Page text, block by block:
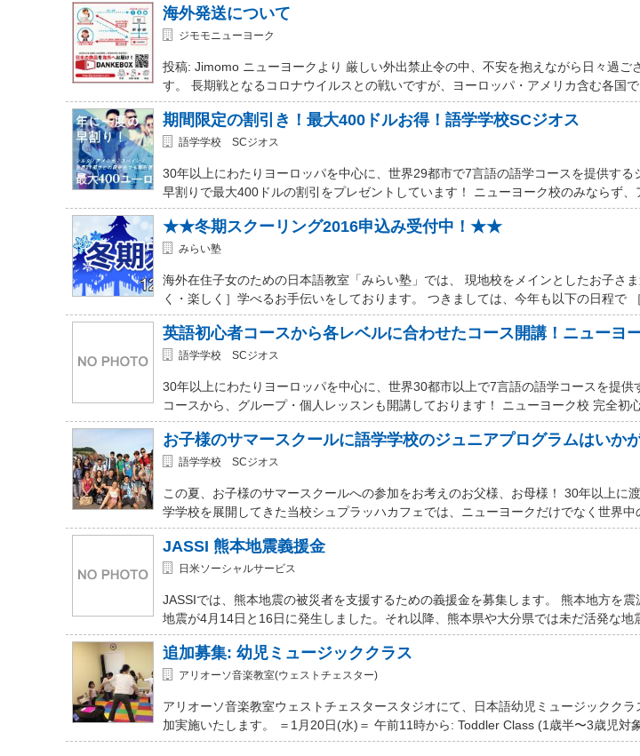
海外発送について
ジモモニューヨーク
投稿: Jimomo ニューヨークより 厳しい外出禁止令の中、不安を抱えながら日々過ご
す。 長期戦となるコロナウイルスとの戦いですが、ヨーロッパ・アメリカ含む各国で
期間限定の割引き！最大400ドルお得！語学学校SCジオス
語学学校 SCジオス
30年以上にわたりヨーロッパを中心に、世界29都市で7言語の語学コースを提供す
早割りで最大400ドルの割引をプレゼントしています！ ニューヨーク校のみならず、
★★冬期スクーリング2016申込み受付中！★★
みらい塾
海外在住子女のための日本語教室「みらい塾」では、 現地校をメインとしたお子さ
く・楽しく］学べるお手伝いをしております。 つきましては、今年も以下の日程で
英語初心者コースから各レベルに合わせたコース開講！ニューヨ
語学学校 SCジオス
30年以上にわたりヨーロッパを中心に、世界30都市以上で7言語の語学コースを提
コースから、グループ・個人レッスンも開講しております！ ニューヨーク校 完全初
お子様のサマースクールに語学学校のジュニアプログラムはいか
語学学校 SCジオス
この夏、お子様のサマースクールへの参加をお考えのお父様、お母様！ 30年以上に
学学校を展開してきた当校シュプラッハカフェでは、ニューヨークだけでなく世界中
JASSI 熊本地震義援金
日米ソーシャルサービス
JASSIでは、熊本地震の被災者を支援するための義援金を募集します。 熊本地方を
地震が4月14日と16日に発生しました。それ以降、熊本県や大分県では未だ活発な地
追加募集: 幼児ミュージッククラス
アリオーソ音楽教室(ウェストチェスター)
アリオーソ音楽教室ウェストチェスタースタジオにて、日本語幼児ミュージックク
加実施いたします。 ＝1月20日(水)＝ 午前11時から: Toddler Class (1歳半〜3歳児対象